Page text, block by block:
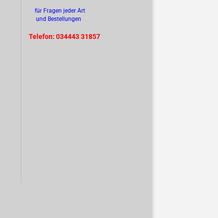
für Fragen jeder Art
und Bestellungen
Telefon: 034443 31857